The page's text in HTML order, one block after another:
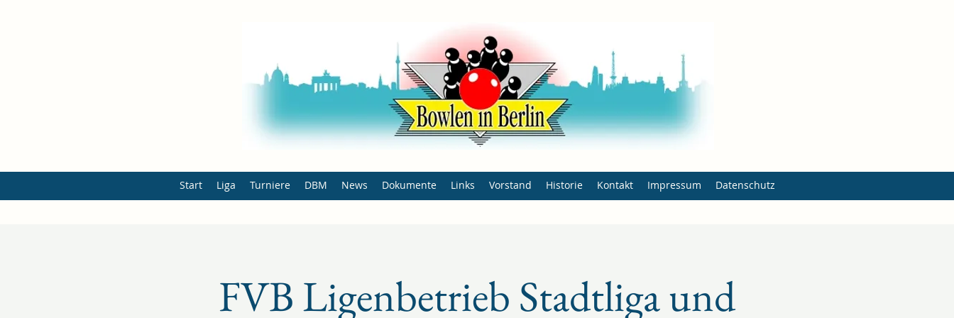
Start Liga Turniere DBM News Dokumente Links Vorstand Historie Kontakt Impressum Datenschutz
FVB Ligenbetrieb Stadtliga und